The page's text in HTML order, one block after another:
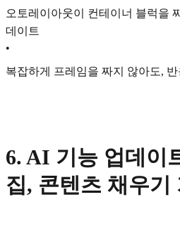
오토레이아웃이 컨테이너 블럭을
데이트
•
복잡하게 프레임을 짜지 않아도,
6. AI 기능 업데이
집, 콘텐츠 채우기